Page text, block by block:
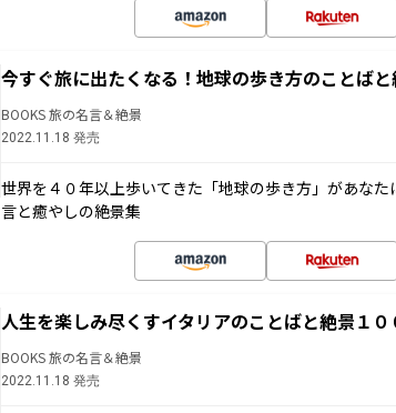
今すぐ旅に出たくなる！地球の歩き方のことばと
BOOKS 旅の名言＆絶景
2022.11.18 発売
世界を４０年以上歩いてきた「地球の歩き方」があな
言と癒やしの絶景集
人生を楽しみ尽くすイタリアのことばと絶景１０
BOOKS 旅の名言＆絶景
2022.11.18 発売